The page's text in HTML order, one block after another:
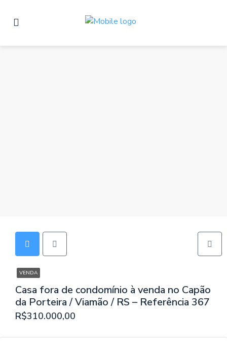
VENDA
Casa fora de condomínio à venda no Capão
da Porteira / Viamão / RS – Referência 367
R$310.000,00